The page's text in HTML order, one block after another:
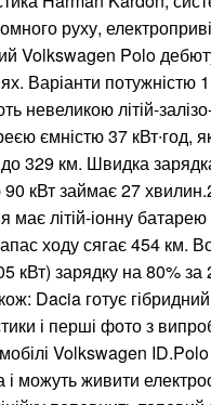
руху,
Volkswagen Polo
Варіанти потужністю
невеликою літій-
ємністю 37 кВт∙год,
329 км. Швидка
90 кВт займає 27
має літій-іонну
запас ходу сягає 454 км.
кВт) зарядку на 80% за
Dacia готує
і перші фото з
Volkswagen
і можуть живити